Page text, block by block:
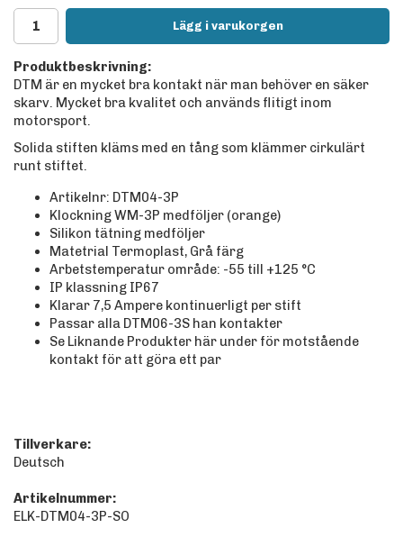
Lägg i varukorgen
Produktbeskrivning:
DTM är en mycket bra kontakt när man behöver en säker
skarv. Mycket bra kvalitet och används flitigt inom
motorsport.
Solida stiften kläms med en tång som klämmer cirkulärt
runt stiftet.
Artikelnr: DTM04-3P
Klockning WM-3P medföljer (orange)
Silikon tätning medföljer
Matetrial Termoplast, Grå färg
Arbetstemperatur område: -55 till +125 °C
IP klassning IP67
Klarar 7,5 Ampere kontinuerligt per stift
Passar alla DTM06-3S han kontakter
Se Liknande Produkter här under för motstående
kontakt för att göra ett par
Tillverkare:
Deutsch
Artikelnummer:
ELK-DTM04-3P-SO